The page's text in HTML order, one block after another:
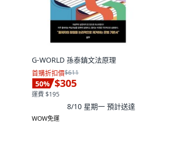
G-WORLD 孫泰鎮文法原理
首購折扣價$611
50% $305
運費 $195
8/10 星期一 預計送達
WOW免運